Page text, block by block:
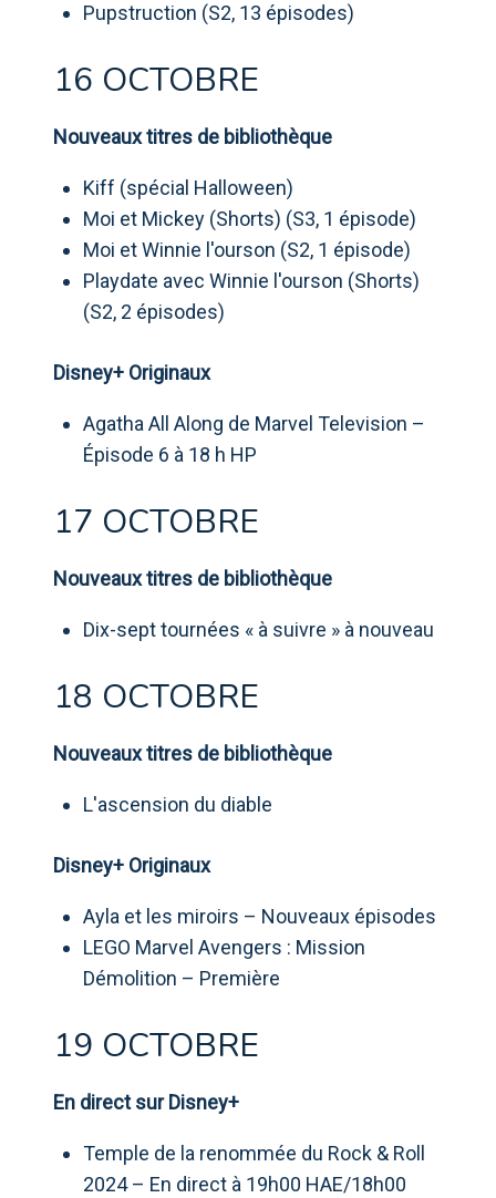
Pupstruction (S2, 13 épisodes)
16 OCTOBRE
Nouveaux titres de bibliothèque
Kiff (spécial Halloween)
Moi et Mickey (Shorts) (S3, 1 épisode)
Moi et Winnie l'ourson (S2, 1 épisode)
Playdate avec Winnie l'ourson (Shorts)
(S2, 2 épisodes)
Disney+ Originaux
Agatha All Along de Marvel Television –
Épisode 6 à 18 h HP
17 OCTOBRE
Nouveaux titres de bibliothèque
Dix-sept tournées « à suivre » à nouveau
18 OCTOBRE
Nouveaux titres de bibliothèque
L'ascension du diable
Disney+ Originaux
Ayla et les miroirs – Nouveaux épisodes
LEGO Marvel Avengers : Mission
Démolition – Première
19 OCTOBRE
En direct sur Disney+
Temple de la renommée du Rock & Roll
2024 – En direct à 19h00 HAE/18h00